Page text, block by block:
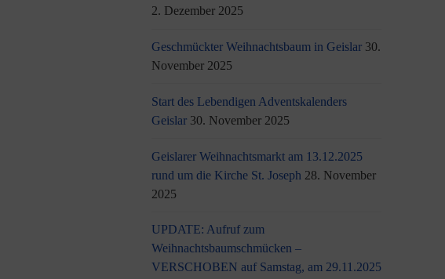
2. Dezember 2025
Geschmückter Weihnachtsbaum in Geislar 30.
November 2025
Start des Lebendigen Adventskalenders
Geislar 30. November 2025
Geislarer Weihnachtsmarkt am 13.12.2025
rund um die Kirche St. Joseph 28. November
2025
UPDATE: Aufruf zum
Weihnachtsbaumschmücken –
VERSCHOBEN auf Samstag, am 29.11.2025